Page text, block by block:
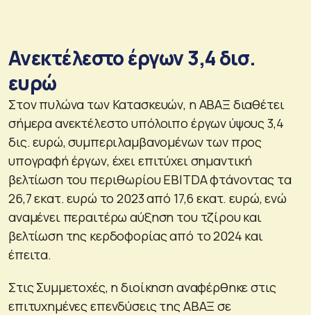
Ανεκτέλεστο έργων 3,4 δισ.
ευρώ
Στον πυλώνα των Κατασκευών, η ΑΒΑΞ διαθέτει
σήμερα ανεκτέλεστο υπόλοιπο έργων ύψους 3,4
δις. ευρώ, συμπεριλαμβανομένων των προς
υπογραφή έργων, έχει επιτύχει σημαντική
βελτίωση του περιθωρίου EBITDA φτάνοντας τα
26,7 εκατ. ευρώ το 2023 από 17,6 εκατ. ευρώ, ενώ
αναμένει περαιτέρω αύξηση του τζίρου και
βελτίωση της κερδοφορίας από το 2024 και
έπειτα.
Στις Συμμετοχές, η διοίκηση αναφέρθηκε στις
επιτυχημένες επενδύσεις της ΑΒΑΞ σε